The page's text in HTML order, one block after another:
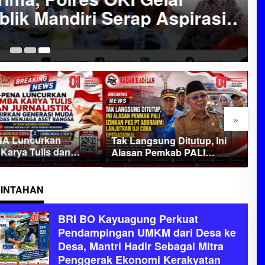
Mandiri Serap Aspirasi
»
Luncurkan
Tulis dan
Lahirkan
Aset Bangsa
Tak Langsung Ditutup, Ini
Alasan Pemkab PALI
Izinkan PKS PT Aburahmi
BRI BO Kayuagung Perkuat
Pendampingan UMKM dari Desa ke
Desa, Mantri Hadir Sebagai Mitra
Penggerak Ekonomi Kerakyatan